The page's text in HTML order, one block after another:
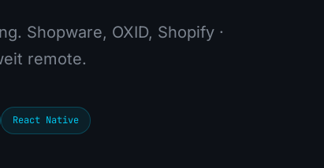
Shopware, OXID, Shopify ·
remote.
React Native